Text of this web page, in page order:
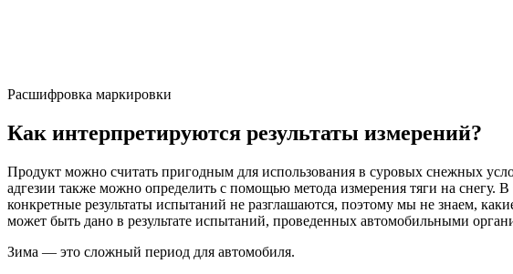
Расшифровка маркировки
Как интерпретируются результаты измерений?
Продукт можно считать пригодным для использования в суровых снежных
адгезии также можно определить с помощью метода измерения тяги на снегу.
конкретные результаты испытаний не разглашаются, поэтому мы не знаем,
может быть дано в результате испытаний, проведенных автомобильными
Зима — это сложный период для автомобиля.